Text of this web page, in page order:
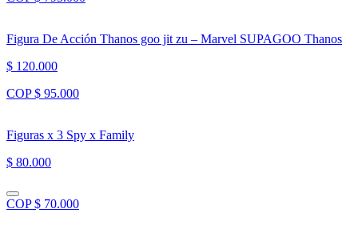
Figura De Acción Thanos goo jit zu – Marvel SUPAGOO Thanos
$ 120.000
COP $ 95.000
Figuras x 3 Spy x Family
$ 80.000
COP $ 70.000